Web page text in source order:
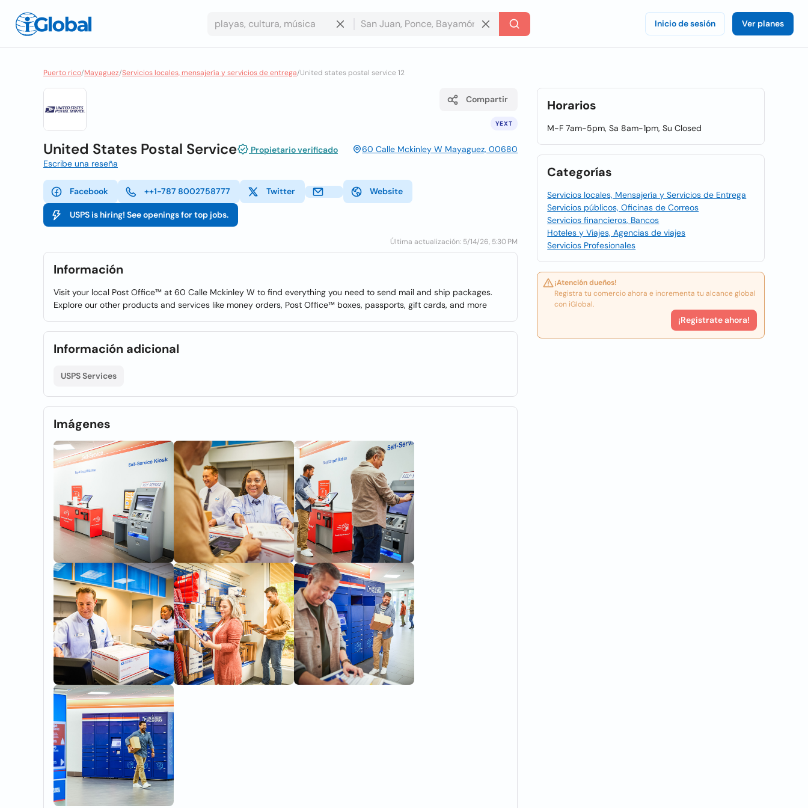
Inicio de sesión Ver planes
Puerto rico/Mayaguez/Servicios locales, mensajería y servicios de entrega/United states postal service 12
YEXT
Compartir
United States Postal Service Propietario verificado
60 Calle Mckinley W Mayaguez, 00680
Escribe una reseña
Facebook ++1-787 8002758777 Twitter Website
USPS is hiring! See openings for top jobs.
Última actualización: 5/14/26, 5:30 PM
Información
Visit your local Post Office™ at 60 Calle Mckinley W to find everything you need to send mail and ship packages.
Explore our other products and services like money orders, Post Office™ boxes, passports, gift cards, and more
Información adicional
USPS Services
Imágenes
Horarios
M-F 7am-5pm, Sa 8am-1pm, Su Closed
Categorías
Servicios locales, Mensajería y Servicios de Entrega
Servicios públicos, Oficinas de Correos
Servicios financieros, Bancos
Hoteles y Viajes, Agencias de viajes
Servicios Profesionales
¡Atención dueños!
Registra tu comercio ahora e incrementa tu alcance global
con iGlobal.
¡Registrate ahora!